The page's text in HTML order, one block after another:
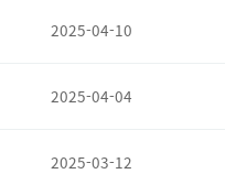
2025-04-10
2025-04-04
2025-03-12